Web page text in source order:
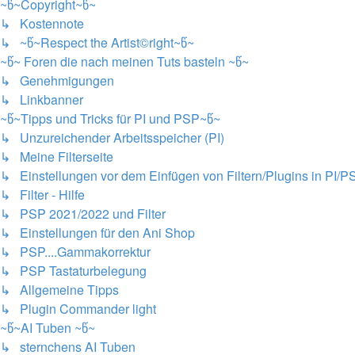
~წ~Copyright~წ~
↳ Kostennote
↳ ~წ~Respect the Artist©right~წ~
~წ~ Foren die nach meinen Tuts basteln ~წ~
↳ Genehmigungen
↳ Linkbanner
~წ~Tipps und Tricks für PI und PSP~წ~
↳ Unzureichender Arbeitsspeicher (PI)
↳ Meine Filterseite
↳ Einstellungen vor dem Einfügen von Filtern/Plugins in PI/
↳ Filter - Hilfe
↳ PSP 2021/2022 und Filter
↳ Einstellungen für den Ani Shop
↳ PSP....Gammakorrektur
↳ PSP Tastaturbelegung
↳ Allgemeine Tipps
↳ Plugin Commander light
~წ~AI Tuben ~წ~
↳ sternchens AI Tuben